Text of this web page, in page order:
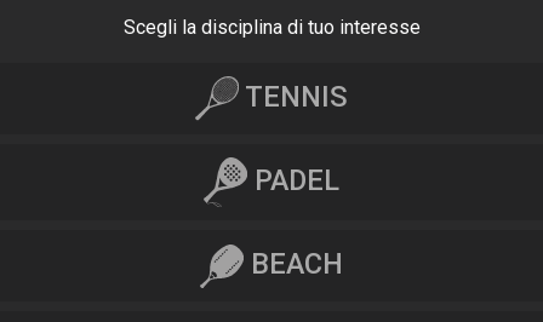
Scegli la disciplina di tuo interesse
TENNIS
PADEL
BEACH